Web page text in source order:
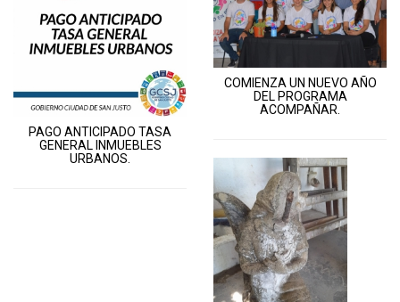
PAGO ANTICIPADO TASA
GENERAL INMUEBLES
URBANOS.
COMIENZA UN NUEVO AÑO
DEL PROGRAMA
ACOMPAÑAR.